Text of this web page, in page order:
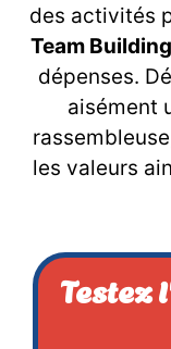
des activités
Team
dépenses.
aisément
les valeurs
Testez